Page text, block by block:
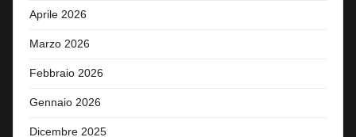
Aprile 2026
Marzo 2026
Febbraio 2026
Gennaio 2026
Dicembre 2025